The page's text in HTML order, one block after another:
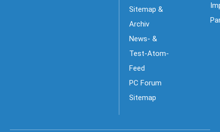
Sitemap &
Archiv
News- &
Test-Atom-
Feed
PC Forum
Sitemap